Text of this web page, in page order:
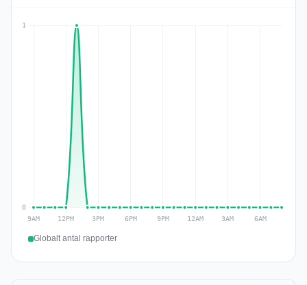
Globalt antal rapporter